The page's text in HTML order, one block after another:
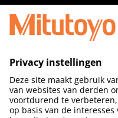
Mitutoyo Belgium NV
M3 Solution Center Beveren
Schaarbeekstraat 20A bus 1
België/Belgique
Telefoon: +32 3 254 04 44
KBO: 0422530812
BTW: BE0422530812